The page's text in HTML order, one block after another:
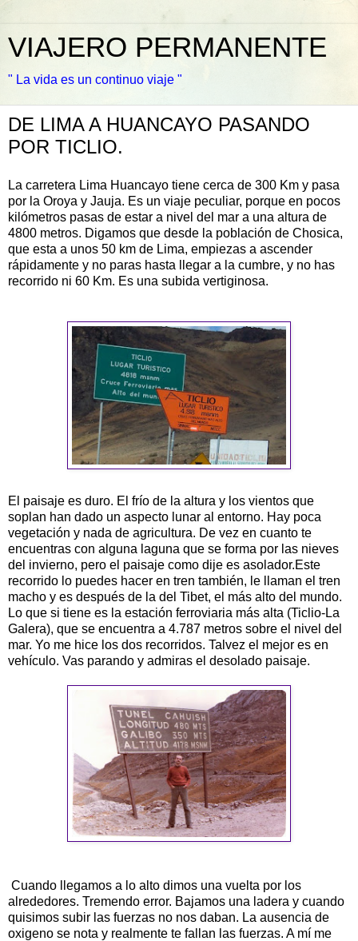
VIAJERO PERMANENTE
" La vida es un continuo viaje "
DE LIMA A HUANCAYO PASANDO
POR TICLIO.
La carretera Lima Huancayo tiene cerca de 300 Km y pasa
por la Oroya y Jauja. Es un viaje peculiar, porque en pocos
kilómetros pasas de estar a nivel del mar a una altura de
4800 metros. Digamos que desde la población de Chosica,
que esta a unos 50 km de Lima, empiezas a ascender
rápidamente y no paras hasta llegar a la cumbre, y no has
recorrido ni 60 Km. Es una subida vertiginosa.
El paisaje es duro. El frío de la altura y los vientos que
soplan han dado un aspecto lunar al entorno. Hay poca
vegetación y nada de agricultura. De vez en cuanto te
encuentras con alguna laguna que se forma por las nieves
del invierno, pero el paisaje como dije es asolador.Este
recorrido lo puedes hacer en tren también, le llaman el tren
macho y es después de la del Tibet, el más alto del mundo.
Lo que si tiene es la estación ferroviaria más alta (Ticlio-La
Galera), que se encuentra a 4.787 metros sobre el nivel del
mar. Yo me hice los dos recorridos. Talvez el mejor es en
vehículo. Vas parando y admiras el desolado paisaje.
Cuando llegamos a lo alto dimos una vuelta por los
alrededores. Tremendo error. Bajamos una ladera y cuando
quisimos subir las fuerzas no nos daban. La ausencia de
oxigeno se nota y realmente te fallan las fuerzas. A mí me